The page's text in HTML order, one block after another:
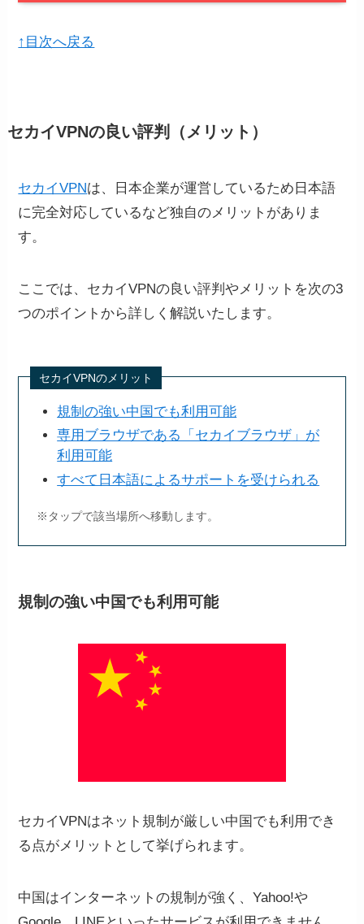
↑目次へ戻る
セカイVPNの良い評判（メリット）
セカイVPNは、日本企業が運営しているため日本語
に完全対応しているなど独自のメリットがありま
す。
ここでは、セカイVPNの良い評判やメリットを次の3
つのポイントから詳しく解説いたします。
セカイVPNのメリット
規制の強い中国でも利用可能
専用ブラウザである「セカイブラウザ」が
利用可能
すべて日本語によるサポートを受けられる
※タップで該当場所へ移動します。
規制の強い中国でも利用可能
セカイVPNはネット規制が厳しい中国でも利用でき
る点がメリットとして挙げられます。
中国はインターネットの規制が強く、Yahoo!や